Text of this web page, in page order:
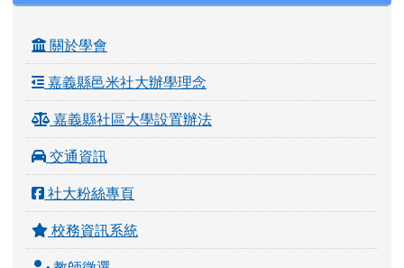
關於學會
嘉義縣邑米社大辦學理念
嘉義縣社區大學設置辦法
交通資訊
社大粉絲專頁
校務資訊系統